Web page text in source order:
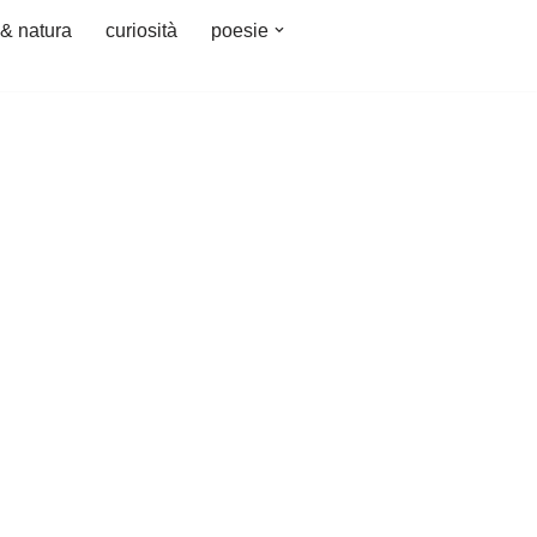
natura curiosità poesie